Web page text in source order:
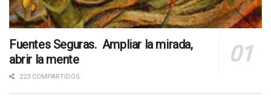
Fuentes Seguras. Ampliar la mirada,
abrir la mente
223 COMPARTIDOS